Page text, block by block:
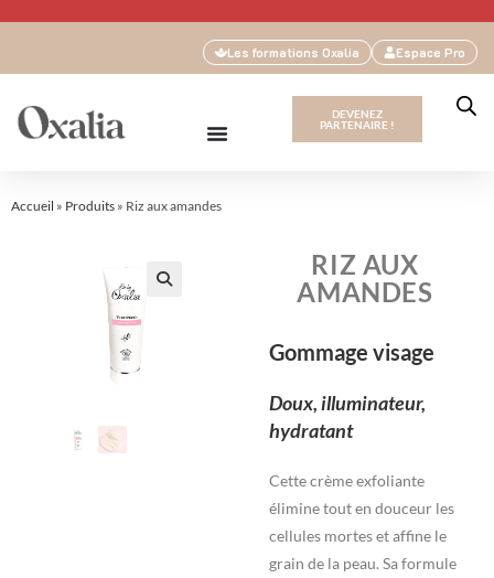
Espace Pro
Les formations Oxalia
DEVENEZ
PARTENAIRE !
Accueil » Produits » Riz aux amandes
RIZ AUX
AMANDES
Gommage visage
Doux, illuminateur,
hydratant
Cette crème exfoliante
élimine tout en douceur les
cellules mortes et affine le
grain de la peau. Sa formule